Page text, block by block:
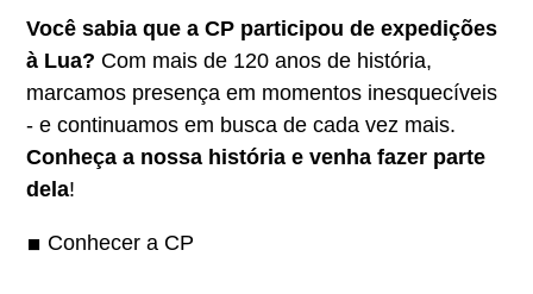
Você sabia que a CP participou de expedições
à Lua? Com mais de 120 anos de história,
marcamos presença em momentos inesquecíveis
- e continuamos em busca de cada vez mais.
Conheça a nossa história e venha fazer parte
dela!
Conhecer a CP